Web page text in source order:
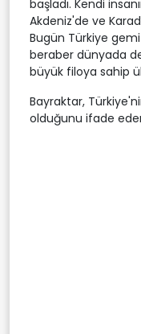
başladı. Kendi
Akdeniz'de ve
Bugün Türkiye
beraber dünyada
büyük filoya sahip
Bayraktar,
olduğunu ifade